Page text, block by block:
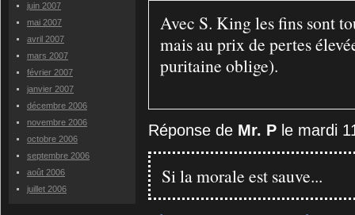
juin 2007
mai 2007
avril 2007
mars 2007
février 2007
janvier 2007
décembre 2006
novembre 2006
octobre 2006
septembre 2006
août 2006
juillet 2006
Avec S. King les fins sont
mais au prix de pertes
puritaine oblige).
Réponse de Mr. P le mardi
Si la morale est sauve...